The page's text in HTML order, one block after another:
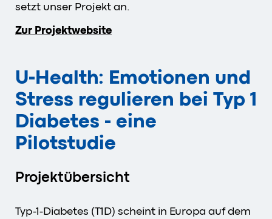
setzt unser Projekt an.
Zur Projektwebsite
U-Health: Emotionen und
Stress regulieren bei Typ 1
Diabetes - eine
Pilotstudie
Projektübersicht
Typ-1-Diabetes (T1D) scheint in Europa auf dem